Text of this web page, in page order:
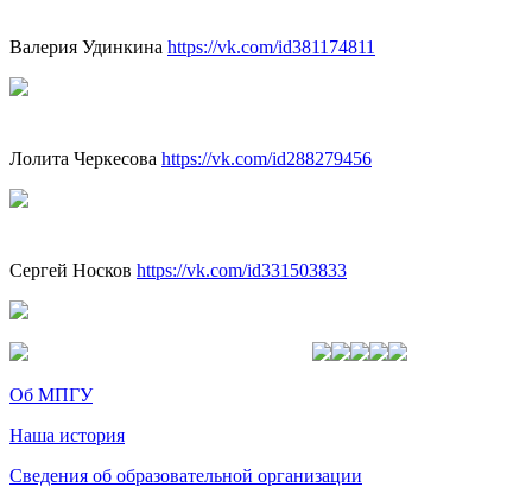
Валерия Удинкина https://vk.com/id381174811
Лолита Черкесова https://vk.com/id288279456
Сергей Носков https://vk.com/id331503833
Об МПГУ
Наша история
Сведения об образовательной организации